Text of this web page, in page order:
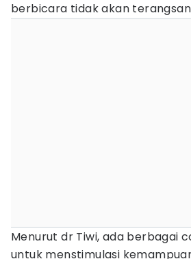
berbicara tidak akan
Menurut dr Tiwi, ada berbagai
untuk menstimulasi